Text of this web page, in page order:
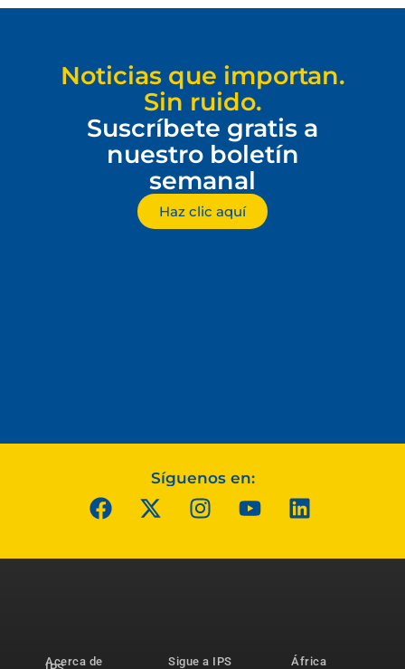
Noticias que importan.
Sin ruido.
Suscríbete gratis a
nuestro boletín
semanal
Haz clic aquí
Síguenos en:
Acerca de
Sigue a IPS
África